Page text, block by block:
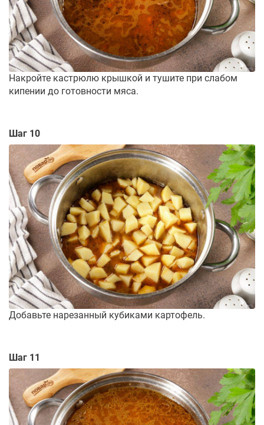
Накройте кастрюлю крышкой и тушите при слабом
кипении до готовности мяса.
Шаг 10
Добавьте нарезанный кубиками картофель.
Шаг 11